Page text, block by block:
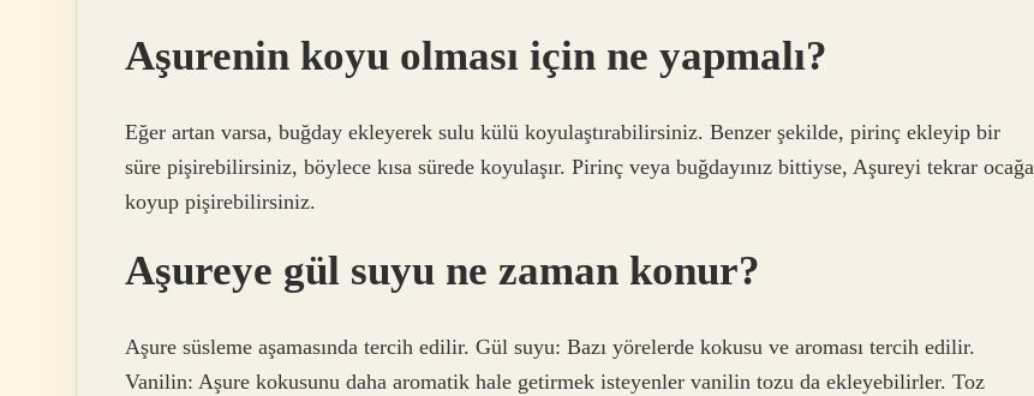
Aşurenin koyu olması için ne yapmalı?
Eğer artan varsa, buğday ekleyerek sulu külü koyulaştırabilirsiniz. Benzer şekilde, pirinç ekleyip bir
süre pişirebilirsiniz, böylece kısa sürede koyulaşır. Pirinç veya buğdayınız bittiyse, Aşureyi tekrar ocağa
koyup pişirebilirsiniz.
Aşureye gül suyu ne zaman konur?
Aşure süsleme aşamasında tercih edilir. Gül suyu: Bazı yörelerde kokusu ve aroması tercih edilir.
Vanilin: Aşure kokusunu daha aromatik hale getirmek isteyenler vanilin tozu da ekleyebilirler. Toz